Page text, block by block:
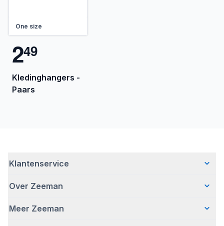
One size
249
Kledinghangers -
Paars
Klantenservice
Veelgestelde vragen
Bezorgen
Over Zeeman
Wie wij zijn
Meer Zeeman